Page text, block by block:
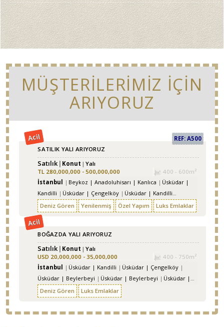
MÜŞTERİLERİMİZ İÇİN
ARIYORUZ
Acil
SATILIK YALI ARIYORUZ
Satılık Konut Yalı
REF: A500
TL 280,000,000 - 500,000,000
400 - 600m²
İstanbul
Beykoz | Anadoluhisarı | Kanlıca
Üsküdar |
Kandilli
Üsküdar | Çengelköy
Üsküdar | Kandilli
Beykoz | Göksu
Beykoz | Anadoluhisarı | Anadolu
Hisarı
Deniz Gören Yenilenmiş Özel Yapım Luks Emlaklar
Acil
BOĞAZDA YALI ARIYORUZ
Satılık Konut
Yalı
USD 20,000,000 - 35,000,000
400 - 750m²
İstanbul
Üsküdar | Kandilli
Üsküdar | Çengelköy
Üsküdar | Beylerbeyi
Üsküdar | Beylerbeyi
Üsküdar |
Çengelköy
Üsküdar | Kandilli | Kuleli
Deniz Gören Luks Emlaklar